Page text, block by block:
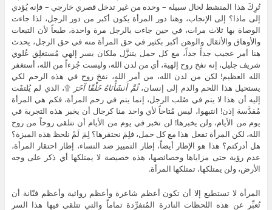
تُرِكَ هذا المنشط لحال سبيله – وحده من غير تدخل قصري خارجي – فإنه يُؤدي
إلى ماذا؟ إلى الإنجاب، وهنا دور المرأة يكون أكبر من دور الرجل، لذا جاءت
الوصاة بها ثلاث مرات، في حين جاءت بالرجل مرة واحدة، طبعاً لأن التبعات
والأوهاق والأثقال والوهن أكبر بكثير في حق المرأة منه في حق الرجل، يحدث
هنا أمر عجيب جداً جداً، مع كل حمل يتنزَّل ملكان بسر إلهي مُستغلِق عُلوي
شريف جليل، إنه نفخ روح إلهية، أي من لدن الله، وليست جُزءاً من الله، أستغفر
الله العظيم! لكن من لدن الله، من أمر الله، نفخ روح في هذه الرحم لكي
يستحيل هذا اللحم والدم إلى إنسان،ثُمَّ أَنشَأْنَاهُ خَلْقًا آخَرَ ۩، الذي لم يُلتفَت
إليه أن هذا لا يتم في صُلب الرجل، إنما يتم في رحم المرأة، فكم هي المرأة
مُقدَّسة إذن! انتبهوا، ليس مُتاحاً لأي واحد منا كرجال أن يخبر هذه التجربة في
يوم من الأيام، ولن يخبرها! لن تخبر في يوم من الأيام أن تتلقى روحاً من روح
الله، لكن المرأة تفعل هذا مع كل حمل، فلِمَ نحتقرها؟ لِمَ لَمْ نلحظ هذه الميزة؟
هل أدركتم؟ هذا هو الإطار أيضاً، إطار التمييز ضد النساء، إطار احتقار المرأة،
عدم رؤية حتى مزاياها وخصائصها، هذه خصيصة لا يمتلكها أي ذكر على وجه
الأرض، ولن يمتلكها، تمتلكها المرأة.
المرأة لا تستطيع إلا أن تكون أعظم شاعرة وأعظم روائية وأعظم فنّانة أن
تُعبِّر عن هذه اللحظات النادرة المُتفرِّدة تماماً والتي تتلقى فيها هذا السر